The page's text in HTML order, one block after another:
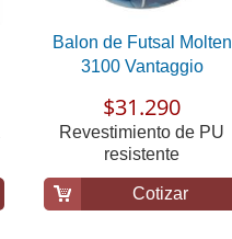
Balon de Futsal Molten
3100 Vantaggio
$31.290
Revestimiento de PU
resistente
Cotizar